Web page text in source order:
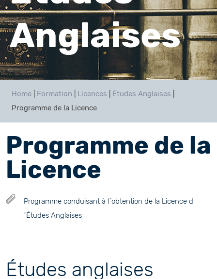
Anglaises
Home Formation Licences Études Anglaises
Programme de la Licence
Programme de la
Licence
Programme conduisant à l´obtention de la Licence d
´Études Anglaises
Études anglaises